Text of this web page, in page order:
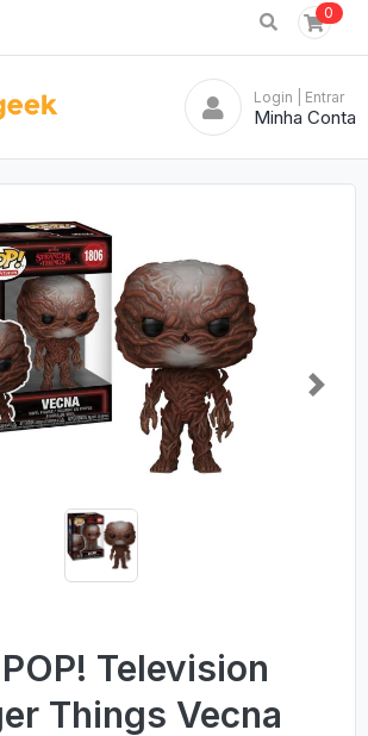
0
Login | Entrar
Minha Conta
Next
Television
Things Vecna